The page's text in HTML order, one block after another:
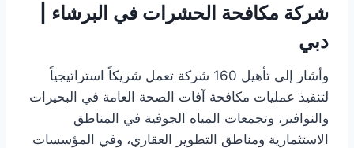
شركة مكافحة الحشرات في البرشاء |
دبي
وأشار إلى تأهيل 160 شركة تعمل شريكاً استراتيجياً
لتنفيذ عمليات مكافحة آفات الصحة العامة في البحيرات
والنوافير، وتجمعات المياه الجوفية في المناطق
الاستثمارية ومناطق التطوير العقاري، وفي المؤسسات